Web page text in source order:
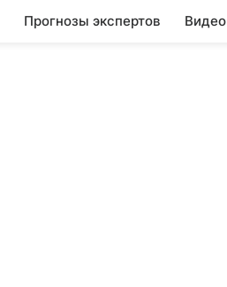
Прогнозы экспертов Видео